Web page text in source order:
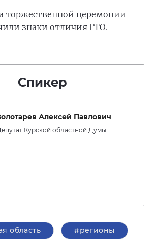
торжественной церемонии
знаки отличия ГТО.
Спикер
Алексей Павлович
Курской областной Думы
область #регионы